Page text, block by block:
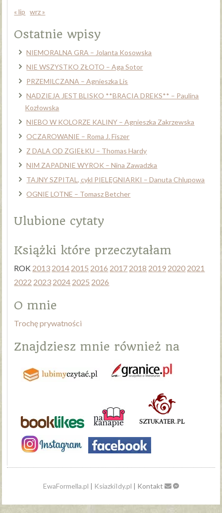
« lip wrz »
Ostatnie wpisy
NIEMORALNA GRA – Jolanta Kosowska
NIE WSZYSTKO ZŁOTO – Aga Sotor
PRZEMILCZANA – Agnieszka Lis
NADZIEJA JEST BLISKO **BRACIA DREKS** – Paulina
Kozłowska
NIEBO W KOLORZE KALINY – Agnieszka Zakrzewska
OCZAROWANIE – Roma J. Fiszer
Z DALA OD ZGIEŁKU – Thomas Hardy
NIM ZAPADNIE WYROK – Nina Zawadzka
TAJNY SZPITAL, cykl PIELĘGNIARKI – Danuta Chlupowa
OGNIE LOTNE – Tomasz Betcher
Ulubione cytaty
Książki które przeczytałam
ROK 2013 2014 2015 2016 2017 2018 2019 2020 2021
2022 2023 2024 2025 2026
O mnie
Trochę prywatności
Znajdziesz mnie również na
EwaFormella.pl | KsiazkiIdy.pl | Kontakt